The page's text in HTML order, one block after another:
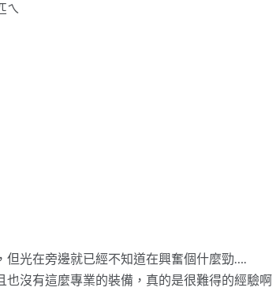
ㄟ
光在旁邊就已經不知道在興奮個什麼勁….
沒有這麼專業的裝備，真的是很難得的經驗啊